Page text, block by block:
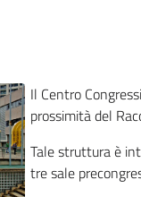
Il Centro
prossimità del
Tale struttura è
tre sale